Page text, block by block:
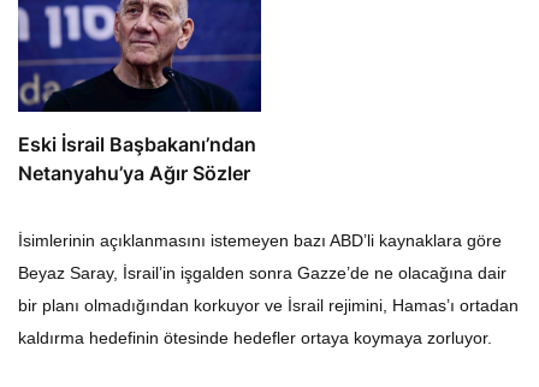
Eski İsrail Başbakanı’ndan
Netanyahu’ya Ağır Sözler
İsimlerinin açıklanmasını istemeyen bazı ABD’li kaynaklara göre
Beyaz Saray, İsrail’in işgalden sonra Gazze’de ne olacağına dair
bir planı olmadığından korkuyor ve İsrail rejimini, Hamas’ı ortadan
kaldırma hedefinin ötesinde hedefler ortaya koymaya zorluyor.